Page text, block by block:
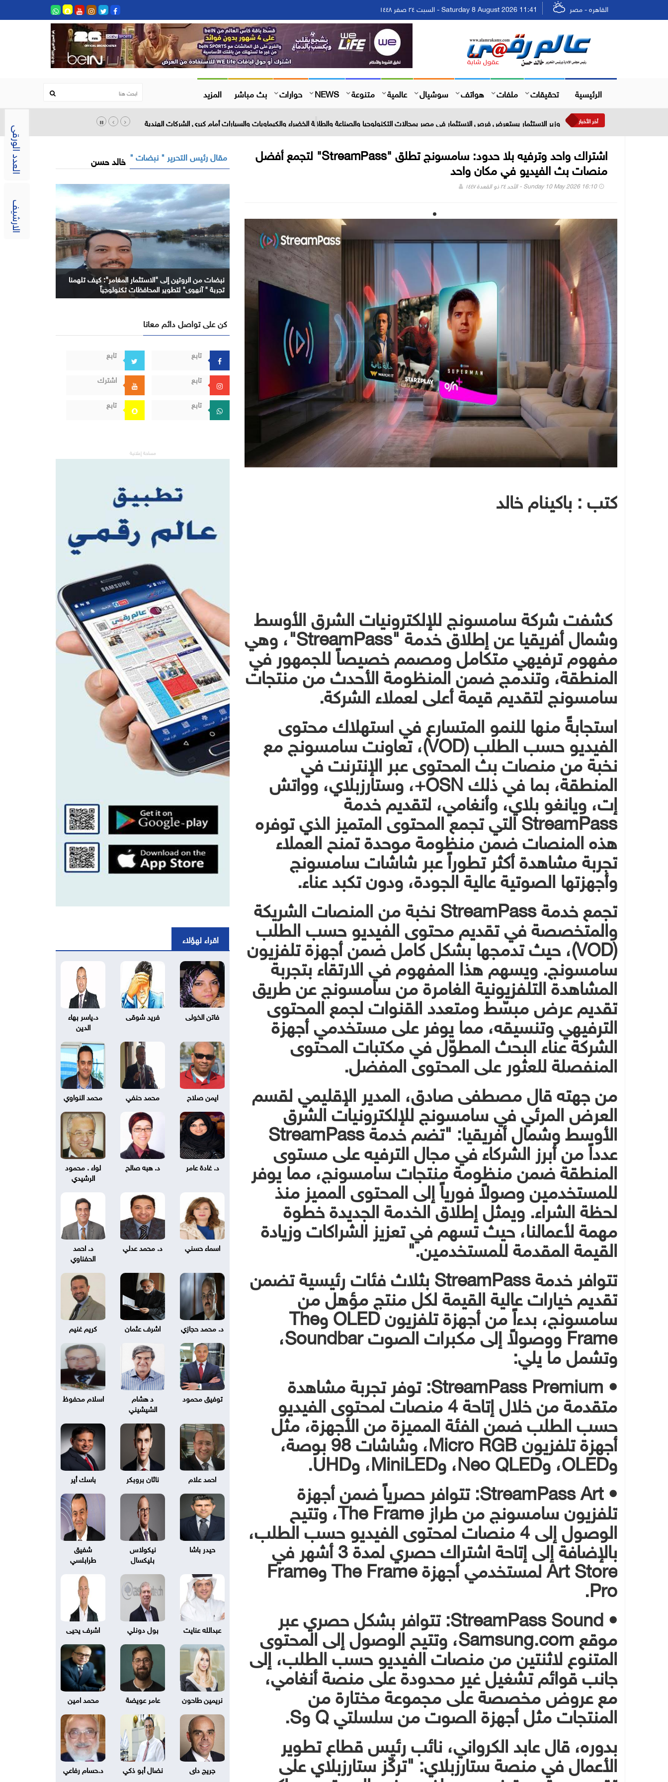
العدد الورقى
الارشيف
القاهره - مصر Saturday 8 August 2026 11:41 - السبت ٢٤ صفر ١٤٤٨
الرئيسية تحقيقات ملفات هواتف سوشيال عالمية متنوعة NEWS حوارات بث مباشر المزيد
أخر الأخبار وزير الاستثمار يستعرض فرص الاستثمار في مصر بمجالات التكنولوجيا والصناعة والطاقة الخضراء والكيماويات والسيارات أمام كبرى الشركات الهندية
اشتراك واحد وترفيه بلا حدود: سامسونج تطلق "StreamPass" لتجمع أفضل
منصات بث الفيديو في مكان واحد
Sunday 10 May 2026 16:10 - الأحد ٢٤ ذو القعدة ١٤٤٧
كتب : باكينام خالد
كشفت شركة سامسونج للإلكترونيات الشرق الأوسط
وشمال أفريقيا عن إطلاق خدمة "StreamPass"، وهي
مفهوم ترفيهي متكامل ومصمم خصيصاً للجمهور في
المنطقة، وتندمج ضمن المنظومة الأحدث من منتجات
سامسونج لتقديم قيمة أعلى لعملاء الشركة.
استجابةً منها للنمو المتسارع في استهلاك محتوى
الفيديو حسب الطلب (VOD)، تعاونت سامسونج مع
نخبة من منصات بث المحتوى عبر الإنترنت في
المنطقة، بما في ذلك OSN+، وستارزبلاي، وواتش
إت، ويانغو بلاي، وأنغامي، لتقديم خدمة
StreamPass التي تجمع المحتوى المتميز الذي توفره
هذه المنصات ضمن منظومة موحدة تمنح العملاء
تجربة مشاهدة أكثر تطوراً عبر شاشات سامسونج
وأجهزتها الصوتية عالية الجودة، ودون تكبد عناء.
تجمع خدمة StreamPass نخبة من المنصات الشريكة
والمتخصصة في تقديم محتوى الفيديو حسب الطلب
(VOD)، حيث تدمجها بشكل كامل ضمن أجهزة تلفزيون
سامسونج. ويسهم هذا المفهوم في الارتقاء بتجربة
المشاهدة التلفزيونية الغامرة من سامسونج عن طريق
تقديم عرض مبسّط ومتعدد القنوات لجمع المحتوى
الترفيهي وتنسيقه، مما يوفر على مستخدمي أجهزة
الشركة عناء البحث المطوّل في مكتبات المحتوى
المنفصلة للعثور على المحتوى المفضل.
من جهته قال مصطفى صادق، المدير الإقليمي لقسم
العرض المرئي في سامسونج للإلكترونيات الشرق
الأوسط وشمال أفريقيا: "تضم خدمة StreamPass
عدداً من أبرز الشركاء في مجال الترفيه على مستوى
المنطقة ضمن منظومة منتجات سامسونج، مما يوفر
للمستخدمين وصولاً فورياً إلى المحتوى المميز منذ
لحظة الشراء. ويمثل إطلاق الخدمة الجديدة خطوة
مهمة لأعمالنا، حيث تسهم في تعزيز الشراكات وزيادة
القيمة المقدمة للمستخدمين."
تتوافر خدمة StreamPass بثلاث فئات رئيسية تضمن
تقديم خيارات عالية القيمة لكل منتج مؤهل من
سامسونج، بدءاً من أجهزة تلفزيون OLED وThe
Frame ووصولاً إلى مكبرات الصوت Soundbar،
وتشمل ما يلي:
• StreamPass Premium: توفر تجربة مشاهدة
متقدمة من خلال إتاحة 4 منصات لمحتوى الفيديو
حسب الطلب ضمن الفئة المميزة من الأجهزة، مثل
أجهزة تلفزيون Micro RGB، وشاشات 98 بوصة،
وOLED، وNeo QLED، وMiniLED، وUHD.
• StreamPass Art: تتوافر حصرياً ضمن أجهزة
تلفزيون سامسونج من طراز The Frame، وتتيح
الوصول إلى 4 منصات لمحتوى الفيديو حسب الطلب،
بالإضافة إلى إتاحة اشتراك حصري لمدة 3 أشهر في
Art Store لمستخدمي أجهزة The Frame وFrame
Pro.
• StreamPass Sound: تتوافر بشكل حصري عبر
موقع Samsung.com، وتتيح الوصول إلى المحتوى
المتنوع لاثنتين من منصات الفيديو حسب الطلب، إلى
جانب قوائم تشغيل غير محدودة على منصة أنغامي،
مع عروض مخصصة على مجموعة مختارة من
المنتجات مثل أجهزة الصوت من سلسلتي Q وS.
بدوره، قال عابد الكرواني، نائب رئيس قطاع تطوير
الأعمال في منصة ستارزبلاي: "تركّز ستارزبلاي على
مقال رئيس التحرير " نبضات " خالد حسن
نبضات من الروتين إلى "الاستثمار المغامر": كيف تلهمنا
تجربة " آنهوي" لتطوير المحافظات تكنولوجياً
كن على تواصل دائم معانا
تابع
تابع
تابع
اشترك
تابع
تابع
مساحة إعلانية
اقراء لهؤلاء
فاتن الخولى فريد شوقى
د.ياسر بهاء
الدين
ايمن صلاح محمد حنفي محمد النواوي
د. غادة عامر د. هبه صالح
لواء . محمود
الرشيدي
اسماء حسني د. محمد عدلي
د. احمد
الحفناوي
د. محمد حجازي اشرف عثمان كريم غنيم
توفيق محمود
د هشام
الشيشيني
اسلام محفوظ
احمد علام ناثان بروبكر باسك أير
حيدر باشا
نيكولاس
بليكسال
شفيق
طرابلسي
عبدالله عنايت بول دونلي اشرف يحيى
نريمين طاحون عامر عويضة محمد امين
جريج داى نضال أبو ذكي د.حسام رفاعي